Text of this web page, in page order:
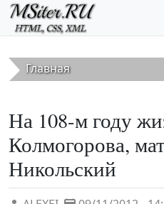
Перейти к основному
Главная
На 108-м году
Колмогорова,
Никольский